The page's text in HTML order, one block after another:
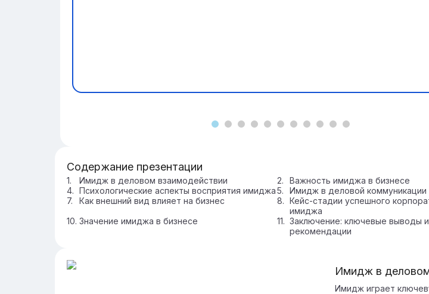
Содержание презентации
Имидж в деловом взаимодействии Важность имиджа в бизнесе
Психологические аспекты восприятия имиджа
Имидж в деловой коммуникации
Как внешний вид влияет на бизнес
Кейс-стадии успешного
имиджа
Значение имиджа в бизнесе
Заключение: ключевые выводы и
рекомендации
Имидж в
Имидж играет